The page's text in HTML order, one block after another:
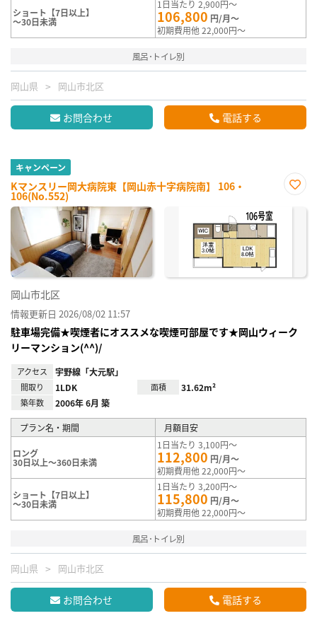
ショート【7日以上】
～30日未満
1日当たり 2,900円～
106,800 円/月～
初期費用他 22,000円～
風呂･トイレ別
岡山県 岡山市北区
お問合わせ 電話する
キャンペーン
Kマンスリー岡大病院東【岡山赤十字病院南】 106・
106(No.552)
に入
岡山市北区
情報更新日 2026/08/02 11:57
駐車場完備★喫煙者にオススメな喫煙可部屋です★岡山ウィーク
リーマンション(^^)/
アクセス 宇野線「大元駅」
間取り 1LDK 面積 31.62m²
築年数 2006年 6月 築
プラン名・期間 月額目安
ロング
30日以上～360日未満
1日当たり 3,100円～
112,800 円/月～
初期費用他 22,000円～
ショート【7日以上】
～30日未満
1日当たり 3,200円～
115,800 円/月～
初期費用他 22,000円～
風呂･トイレ別
岡山県 岡山市北区
お問合わせ 電話する